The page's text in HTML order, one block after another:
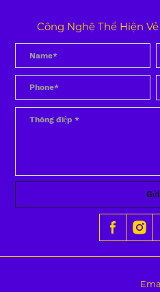
Công Nghệ Thể Hiện
Gửi